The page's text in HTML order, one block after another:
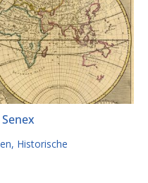
Historische